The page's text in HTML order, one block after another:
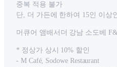
중복 적용 불가
단, 더 가든에 한하여 15인 이상
머큐어 앰배서더 강남 소도베
* 정상가 상시 10% 할인
- M Café, Sodowe Restaurant